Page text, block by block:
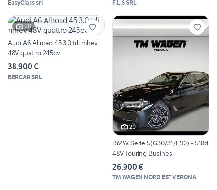
EasyClass srl F.L.S SRL
20
Audi A6 Allroad 45 3.0 tdi mhev
48V quattro 245cv
38.900 €
BERCAR SRL
20
BMW Serie 5(G30/31/F90) - 518d
48V Touring Busines
26.900 €
TM WAGEN NORD EST VERONA